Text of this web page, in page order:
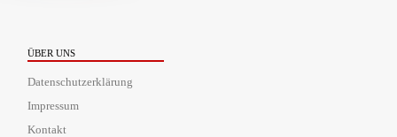
ÜBER UNS
Datenschutzerklärung
Impressum
Kontakt